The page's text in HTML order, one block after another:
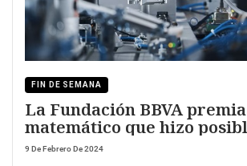
FIN DE SEMANA
La Fundación BBVA
matemático que hizo
artificial de los robots
9 De Febrero De 2024